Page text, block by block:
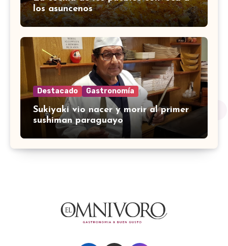
los asuncenos
Destacado Gastronomía
Sukiyaki vio nacer y morir al primer
sushiman paraguayo